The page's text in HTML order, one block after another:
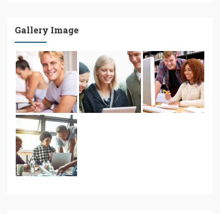
Gallery Image